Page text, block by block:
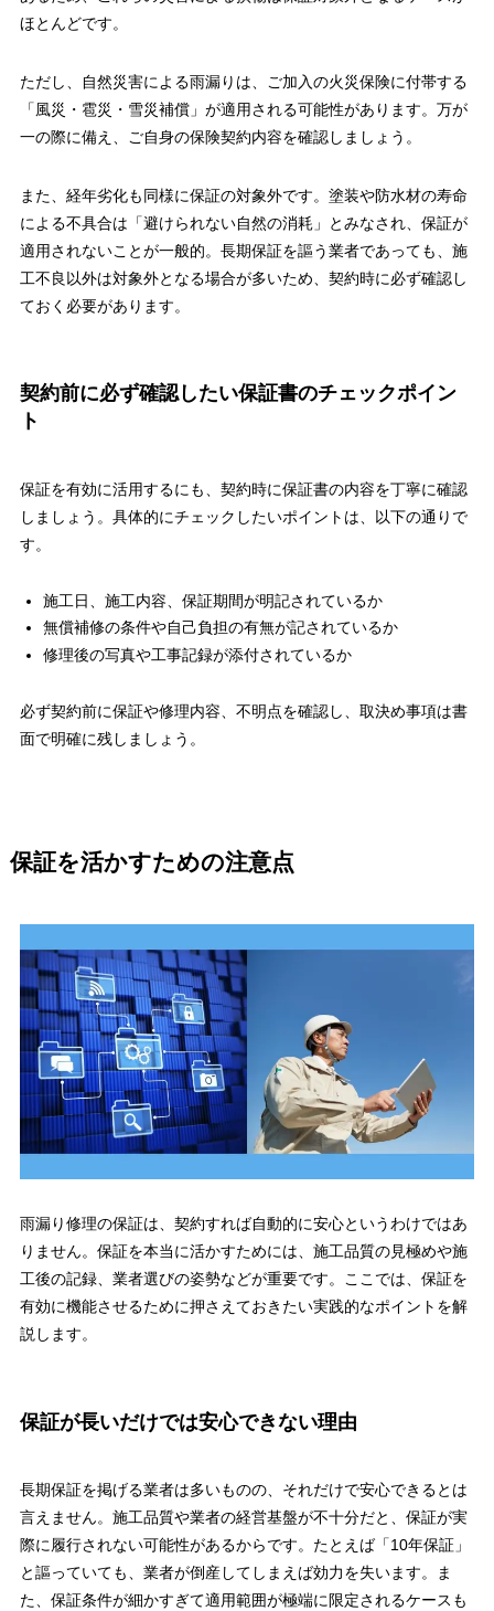
ほとんどです。
ただし、自然災害による雨漏りは、ご加入の火災保険に付帯する
「風災・雹災・雪災補償」が適用される可能性があります。万が
一の際に備え、ご自身の保険契約内容を確認しましょう。
また、経年劣化も同様に保証の対象外です。塗装や防水材の寿命
による不具合は「避けられない自然の消耗」とみなされ、保証が
適用されないことが一般的。長期保証を謳う業者であっても、施
工不良以外は対象外となる場合が多いため、契約時に必ず確認し
ておく必要があります。
契約前に必ず確認したい保証書のチェックポイン
ト
保証を有効に活用するにも、契約時に保証書の内容を丁寧に確認
しましょう。具体的にチェックしたいポイントは、以下の通りで
す。
施工日、施工内容、保証期間が明記されているか
無償補修の条件や自己負担の有無が記されているか
修理後の写真や工事記録が添付されているか
必ず契約前に保証や修理内容、不明点を確認し、取決め事項は書
面で明確に残しましょう。
保証を活かすための注意点
雨漏り修理の保証は、契約すれば自動的に安心というわけではあ
りません。保証を本当に活かすためには、施工品質の見極めや施
工後の記録、業者選びの姿勢などが重要です。ここでは、保証を
有効に機能させるために押さえておきたい実践的なポイントを解
説します。
保証が長いだけでは安心できない理由
長期保証を掲げる業者は多いものの、それだけで安心できるとは
言えません。施工品質や業者の経営基盤が不十分だと、保証が実
際に履行されない可能性があるからです。たとえば「10年保証」
と謳っていても、業者が倒産してしまえば効力を失います。ま
た、保証条件が細かすぎて適用範囲が極端に限定されるケースも